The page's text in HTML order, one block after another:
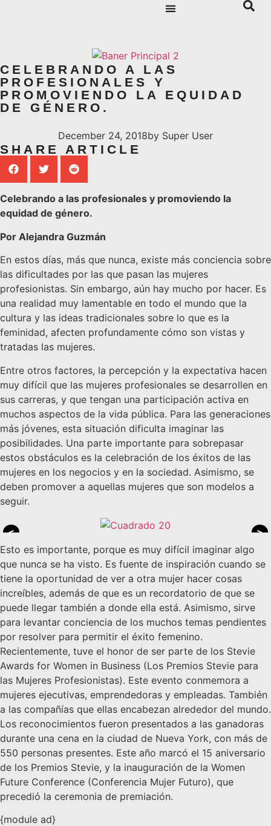
CELEBRANDO A LAS
PROFESIONALES Y
PROMOVIENDO LA EQUIDAD
DE GÉNERO.
December 24, 2018by Super User
SHARE ARTICLE
Celebrando a las profesionales y promoviendo la
equidad de género.
Por Alejandra Guzmán
En estos días, más que nunca, existe más conciencia sobre
las dificultades por las que pasan las mujeres
profesionistas. Sin embargo, aún hay mucho por hacer. Es
una realidad muy lamentable en todo el mundo que la
cultura y las ideas tradicionales sobre lo que es la
feminidad, afecten profundamente cómo son vistas y
tratadas las mujeres.
Entre otros factores, la percepción y la expectativa hacen
muy difícil que las mujeres profesionales se desarrollen en
sus carreras, y que tengan una participación activa en
muchos aspectos de la vida pública. Para las generaciones
más jóvenes, esta situación dificulta imaginar las
posibilidades. Una parte importante para sobrepasar
estos obstáculos es la celebración de los éxitos de las
mujeres en los negocios y en la sociedad. Asimismo, se
deben promover a aquellas mujeres que son modelos a
seguir.
<
>
Esto es importante, porque es muy difícil imaginar algo
que nunca se ha visto. Es fuente de inspiración cuando se
tiene la oportunidad de ver a otra mujer hacer cosas
increíbles, además de que es un recordatorio de que se
puede llegar también a donde ella está. Asimismo, sirve
para levantar conciencia de los muchos temas pendientes
por resolver para permitir el éxito femenino.
Recientemente, tuve el honor de ser parte de los Stevie
Awards for Women in Business (Los Premios Stevie para
las Mujeres Profesionistas). Este evento conmemora a
mujeres ejecutivas, emprendedoras y empleadas. También
a las compañías que ellas encabezan alrededor del mundo.
Los reconocimientos fueron presentados a las ganadoras
durante una cena en la ciudad de Nueva York, con más de
550 personas presentes. Este año marcó el 15 aniversario
de los Premios Stevie, y la inauguración de la Women
Future Conference (Conferencia Mujer Futuro), que
precedió la ceremonia de premiación.
{module ad}